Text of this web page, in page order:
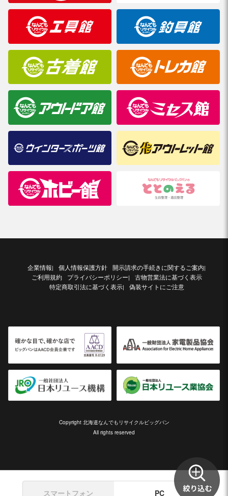
企業情報| 個人情報保護方針 開示請求の手続きに関するご案内|
ご利用規約 プライバシーポリシー|
古物営業法に基づく表示
特定商取引法に基づく表示| 偽装サイトにご注意
Copyright 北海道なんでもリサイクルビッグバン
All rights reserved
スマートフォン PC